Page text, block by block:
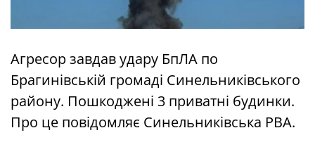
Агресор завдав удару БпЛА по
Брагинівській громаді Синельниківського
району. Пошкоджені 3 приватні будинки.
Про це повідомляє Синельниківська РВА.